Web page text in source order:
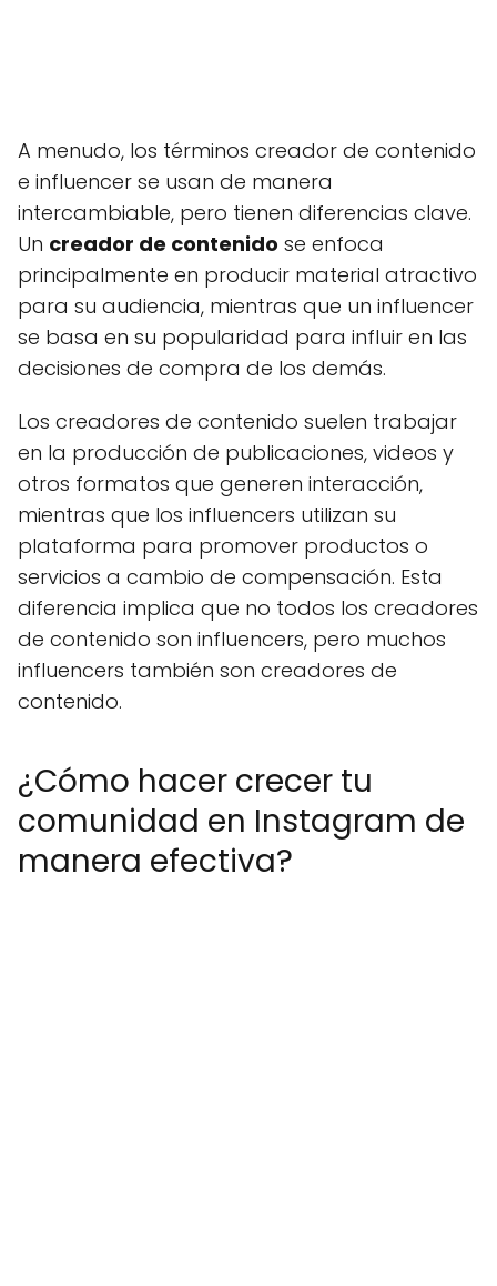
A menudo, los términos creador de contenido
e influencer se usan de manera
intercambiable, pero tienen diferencias clave.
Un creador de contenido se enfoca
principalmente en producir material atractivo
para su audiencia, mientras que un influencer
se basa en su popularidad para influir en las
decisiones de compra de los demás.
Los creadores de contenido suelen trabajar
en la producción de publicaciones, videos y
otros formatos que generen interacción,
mientras que los influencers utilizan su
plataforma para promover productos o
servicios a cambio de compensación. Esta
diferencia implica que no todos los creadores
de contenido son influencers, pero muchos
influencers también son creadores de
contenido.
¿Cómo hacer crecer tu
comunidad en Instagram de
manera efectiva?